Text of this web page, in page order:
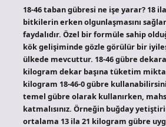
18-46 taban gübresi ne işe yarar? 18
bitkilerin erken olgunlaşmasını
faydalıdır. Özel bir formüle sahip
kök gelişiminde gözle görülür bir
ülkede mevcuttur. 18-46 gübre
kilogram dekar başına tüketim
kilogram 18-46-0 gübre
temel gübre olarak kullanırken,
katmalısınız. Örneğin buğday
ortalama 13 ila 21 kilogram gübre